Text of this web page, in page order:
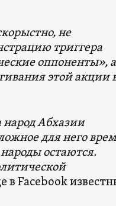
не
триггера
оппоненты», а
этой акции
народ Абхазии
для него
остаются.
Facebook